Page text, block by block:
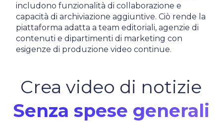
includono funzionalità di collaborazione e
capacità di archiviazione aggiuntive. Ciò rende la
piattaforma adatta a team editoriali, agenzie di
contenuti e dipartimenti di marketing con
esigenze di produzione video continue.
Crea video di notizie
Senza spese generali